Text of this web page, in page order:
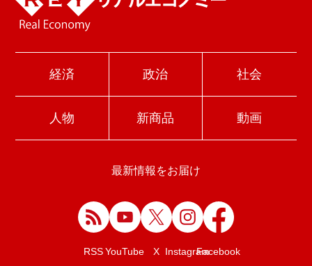
経済 政治 社会
人物 新商品 動画
最新情報をお届け
RSSYouTube X InstagramFacebook